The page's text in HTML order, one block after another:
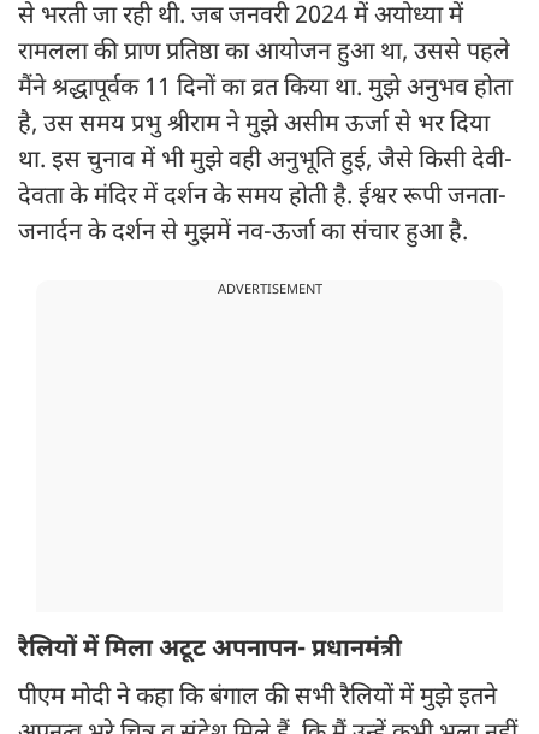
से भरती जा रही थी. जब जनवरी 2024 में अयोध्या में
रामलला की प्राण प्रतिष्ठा का आयोजन हुआ था, उससे पहले
मैंने श्रद्धापूर्वक 11 दिनों का व्रत किया था. मुझे अनुभव होता
है, उस समय प्रभु श्रीराम ने मुझे असीम ऊर्जा से भर दिया
था. इस चुनाव में भी मुझे वही अनुभूति हुई, जैसे किसी देवी-
देवता के मंदिर में दर्शन के समय होती है. ईश्वर रूपी जनता-
जनार्दन के दर्शन से मुझमें नव-ऊर्जा का संचार हुआ है.
ADVERTISEMENT
रैलियों में मिला अटूट अपनापन- प्रधानमंत्री
पीएम मोदी ने कहा कि बंगाल की सभी रैलियों में मुझे इतने